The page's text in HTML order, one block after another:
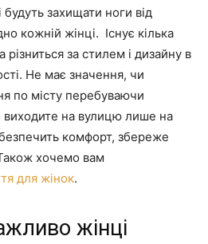
будуть захищати ноги від
кожній жінці. Існує кілька
різниться за стилем і дизайну в
Не має значення, чи
по місту перебуваючи
виходите на вулицю лише на
комфорт, збереже
Також хочемо вам
для жінок.
жінці